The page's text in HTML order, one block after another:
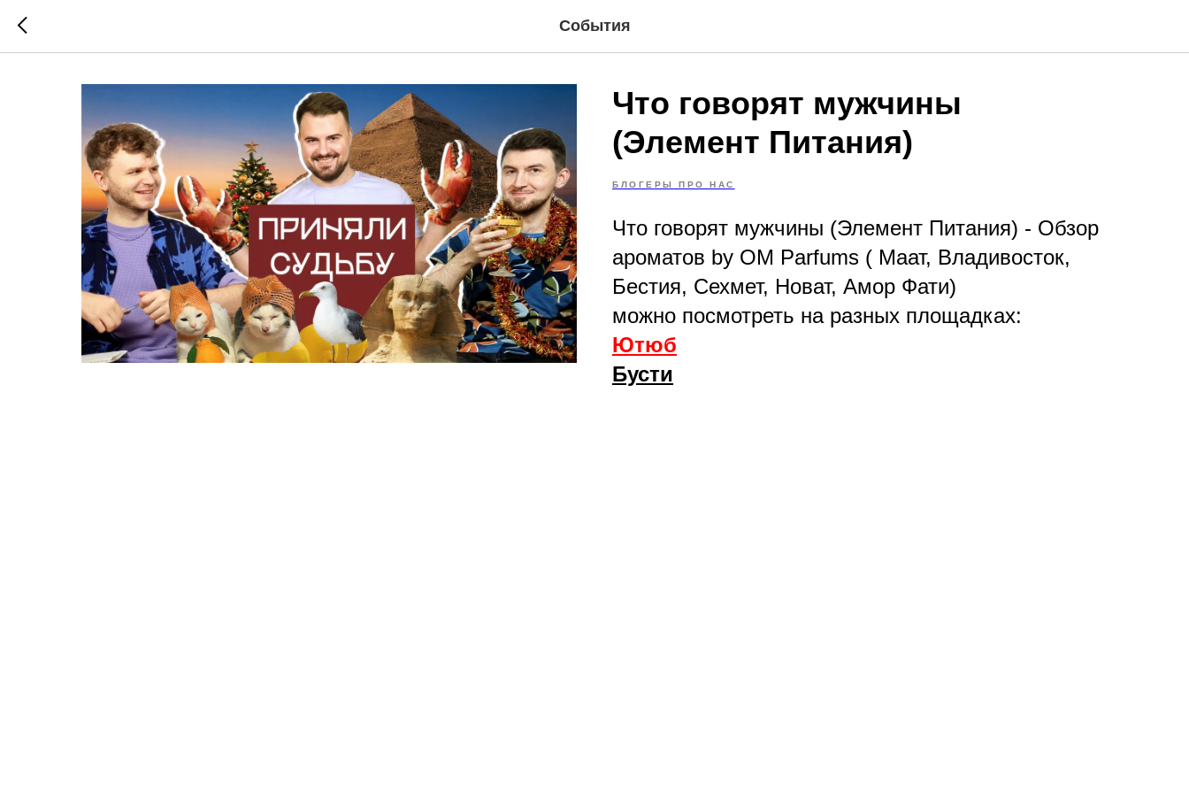
События
Что говорят мужчины
(Элемент Питания)
БЛОГЕРЫ ПРО НАС
Что говорят мужчины (Элемент Питания) - Обзор
ароматов by OM Parfums ( Маат, Владивосток,
Бестия, Сехмет, Новат, Амор Фати)
можно посмотреть на разных площадках:
Ютюб
Бусти